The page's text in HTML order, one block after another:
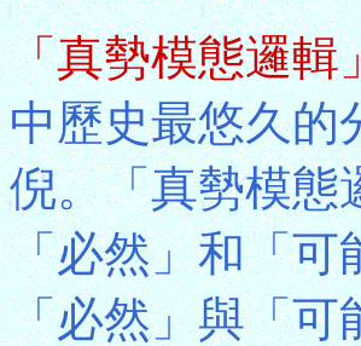
「真勢模態邏輯
中歷史最悠久的
倪。「真勢模態
「必然」和「可
「必然」與「可